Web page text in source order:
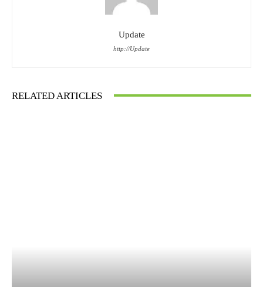
Update
http://Update
RELATED ARTICLES